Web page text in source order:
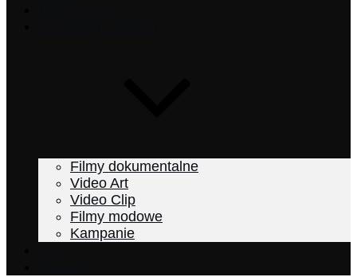
Filmy dokumentalne
Video Art
Video Clip
Filmy modowe
Kampanie